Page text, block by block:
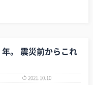
年。 震災前からこれ
2021.10.10